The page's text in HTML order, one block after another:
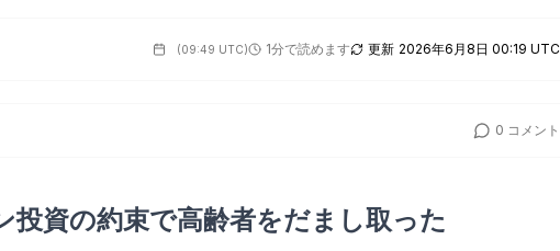
(09:49 UTC) 1分で読めます 更新 2026年6月8日 00:19 UTC
0 コメント
資の約束で高齢者をだまし取った